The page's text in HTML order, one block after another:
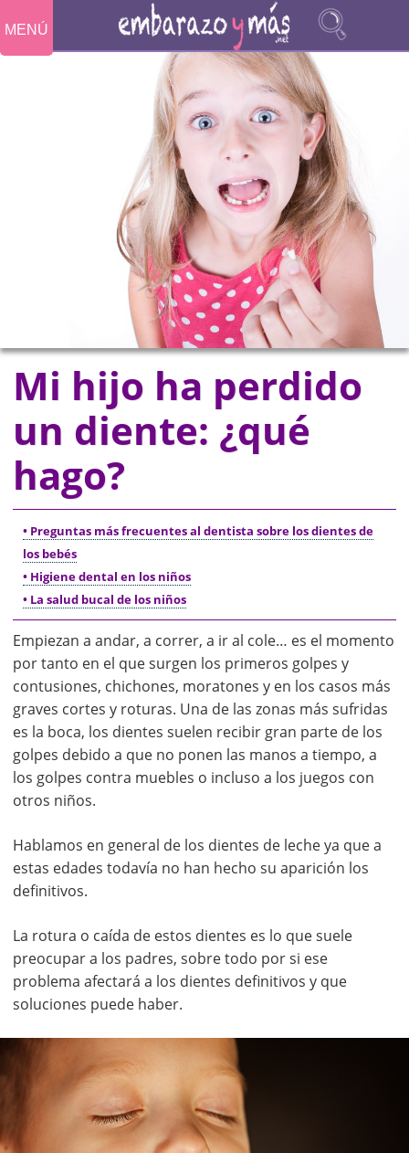
MENÚ
Mi hijo ha perdido
un diente: ¿qué
hago?
• Preguntas más frecuentes al dentista sobre los dientes de
los bebés
• Higiene dental en los niños
• La salud bucal de los niños
Empiezan a andar, a correr, a ir al cole… es el momento
por tanto en el que surgen los primeros golpes y
contusiones, chichones, moratones y en los casos más
graves cortes y roturas. Una de las zonas más sufridas
es la boca, los dientes suelen recibir gran parte de los
golpes debido a que no ponen las manos a tiempo, a
los golpes contra muebles o incluso a los juegos con
otros niños.
Hablamos en general de los dientes de leche ya que a
estas edades todavía no han hecho su aparición los
definitivos.
La rotura o caída de estos dientes es lo que suele
preocupar a los padres, sobre todo por si ese
problema afectará a los dientes definitivos y que
soluciones puede haber.